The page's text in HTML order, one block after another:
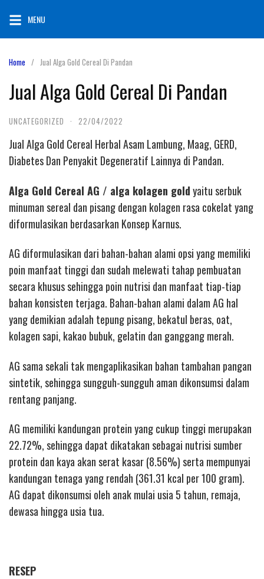
content
MENU
Home Jual Alga Gold Cereal Di Pandan
Jual Alga Gold Cereal Di Pandan
UNCATEGORIZED · 22/04/2022
Jual Alga Gold Cereal Herbal Asam Lambung, Maag, GERD,
Diabetes Dan Penyakit Degeneratif Lainnya di Pandan.
Alga Gold Cereal AG / alga kolagen goldyaitu serbuk
minuman sereal dan pisang dengan kolagen rasa cokelat yang
diformulasikan berdasarkan Konsep Karnus.
AG diformulasikan dari bahan-bahan alami opsi yang memiliki
poin manfaat tinggi dan sudah melewati tahap pembuatan
secara khusus sehingga poin nutrisi dan manfaat tiap-tiap
bahan konsisten terjaga. Bahan-bahan alami dalam AG hal
yang demikian adalah tepung pisang, bekatul beras, oat,
kolagen sapi, kakao bubuk, gelatin dan ganggang merah.
AG sama sekali tak mengaplikasikan bahan tambahan pangan
sintetik, sehingga sungguh-sungguh aman dikonsumsi dalam
rentang panjang.
AG memiliki kandungan protein yang cukup tinggi merupakan
22.72%, sehingga dapat dikatakan sebagai nutrisi sumber
protein dan kaya akan serat kasar (8.56%) serta mempunyai
kandungan tenaga yang rendah (361.31 kcal per 100 gram).
AG dapat dikonsumsi oleh anak mulai usia 5 tahun, remaja,
dewasa hingga usia tua.
RESEP